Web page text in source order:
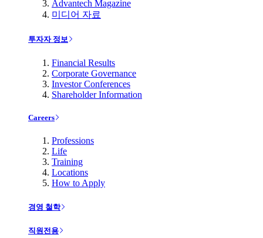
Advantech Magazine
미디어 자료
투자자 정보
Financial Results
Corporate Governance
Investor Conferences
Shareholder Information
Careers
Professions
Life
Training
Locations
How to Apply
경영 철학
직원전용